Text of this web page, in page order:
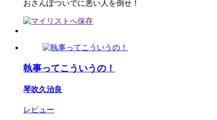
おさんぽついでに悪い人を倒せ！
執事ってこういうの！
琴吹久治良
レビュー